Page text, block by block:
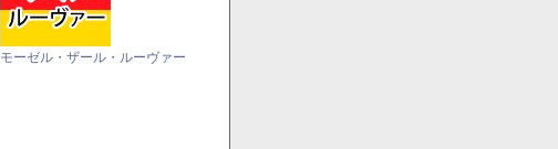
モーゼル・ザール・ルーヴァー